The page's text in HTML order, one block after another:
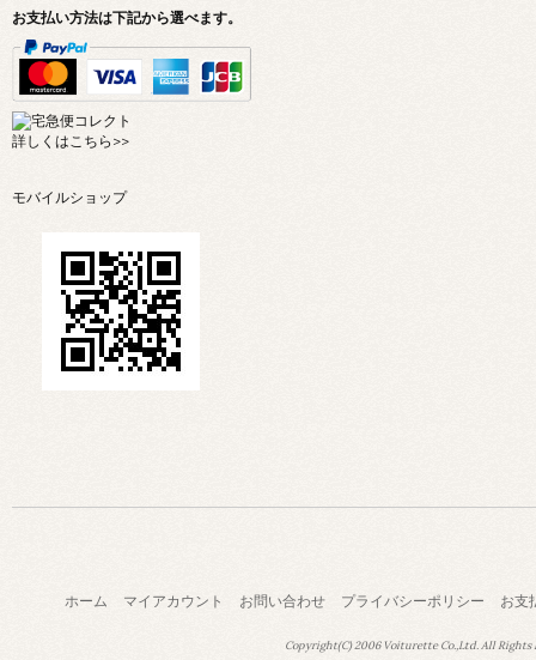
お支払い方法は下記から選べます。
詳しくはこちら>>
モバイルショップ
ホーム マイアカウント お問い合わせ プライバシーポリシー お支
Copyright(C) 2006 Voiturette Co.,Ltd. All Rights